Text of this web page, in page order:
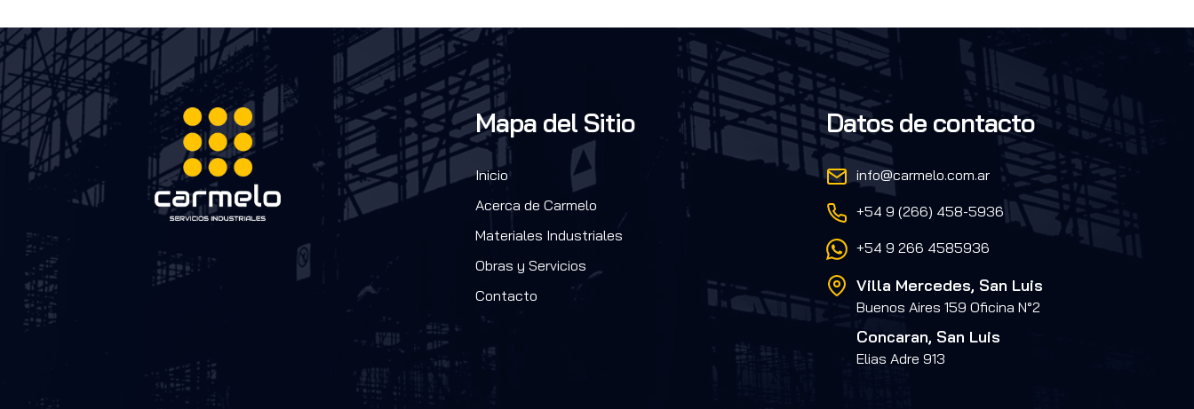
Mapa del Sitio
Inicio
Acerca de Carmelo
Materiales Industriales
Obras y Servicios
Contacto
Datos de contacto
info@carmelo.com.ar
+54 9 (266) 458-5936
+54 9 266 4585936
Villa Mercedes, San Luis
Buenos Aires 159 Oficina N°2
Concaran, San Luis
Elias Adre 913